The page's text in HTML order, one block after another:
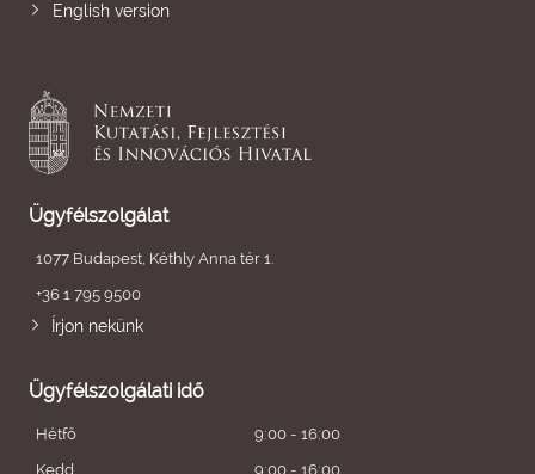
English version
Ügyfélszolgálat
1077 Budapest, Kéthly Anna tér 1.
+36 1 795 9500
Írjon nekünk
Ügyfélszolgálati idő
Hétfő
9:00 - 16:00
Kedd
9:00 - 16:00